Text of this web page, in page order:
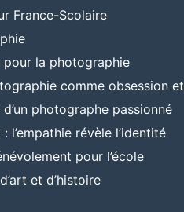
France-Scolaire
pour la photographie
comme obsession
photographe passionné
révèle l’identité
pour l’école
et d’histoire